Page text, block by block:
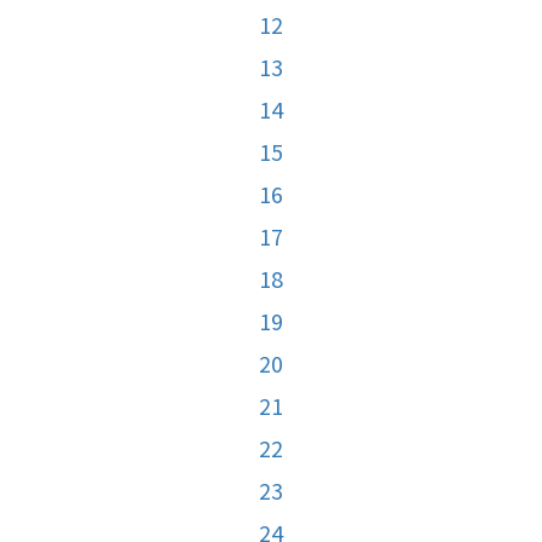
12
13
14
15
16
17
18
19
20
21
22
23
24